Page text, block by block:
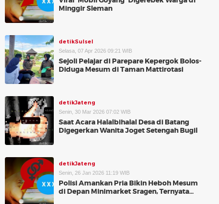
Minggir Sleman
detikSulsel
Selasa, 07 Apr 2026 09:21 WIB
Sejoli Pelajar di Parepare Kepergok Bolos-
Diduga Mesum di Taman Mattirotasi
detikJateng
Senin, 30 Mar 2026 07:02 WIB
Saat Acara Halalbihalal Desa di Batang
Digegerkan Wanita Joget Setengah Bugil
detikJateng
Senin, 26 Jan 2026 11:19 WIB
Polisi Amankan Pria Bikin Heboh Mesum
di Depan Minimarket Sragen, Ternyata...